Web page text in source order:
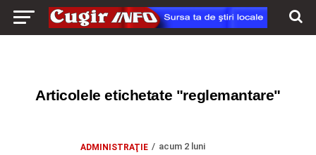
Articolele etichetate "reglemantare"
ADMINISTRAŢIE acum 2 luni